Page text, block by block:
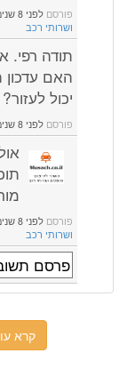
פורסם לפני 8 שנים, 6 חודשים
ושרותי רכב
תודה
האם
יכול לעזור?
פורסם לפני 8 שנים, 6 חודשים
פורסם לפני 8 שנים, 6 חודשים
ושרותי רכב
קרא עוד 115 שאלות ותשובות